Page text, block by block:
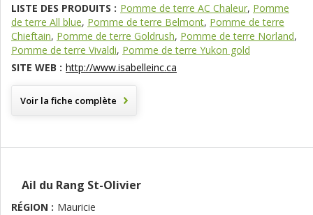
LISTE DES PRODUITS : Pomme de terre AC Chaleur, Pomme
de terre All blue, Pomme de terre Belmont, Pomme de terre
Chieftain, Pomme de terre Goldrush, Pomme de terre Norland,
Pomme de terre Vivaldi, Pomme de terre Yukon gold
SITE WEB : http://www.isabelleinc.ca
Voir la fiche complète
Ail du Rang St-Olivier
RÉGION : Mauricie